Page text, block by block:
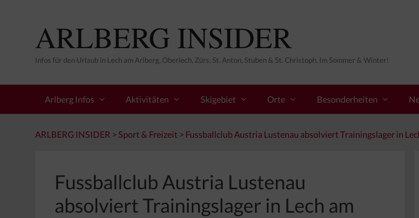
ARLBERG INSIDER
Infos für den Urlaub in Lech am Arlberg, Oberlech, Zürs, St. Anton, Stuben & St. Christoph. Im Sommer & Winter!
Arlberg Infos Aktivitäten Skigebiet Orte Besonderheiten
ARLBERG INSIDER > Sport & Freizeit > Fussballclub Austria Lustenau absolviert Trainingslager in
Fussballclub Austria Lustenau
absolviert Trainingslager in Lech am